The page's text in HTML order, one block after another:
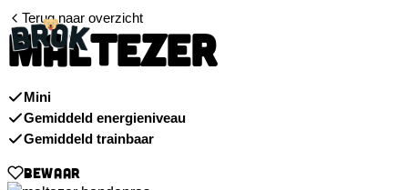
Terug naar overzicht
MALTEZER
Mini
Gemiddeld energieniveau
Gemiddeld trainbaar
BEWAAR